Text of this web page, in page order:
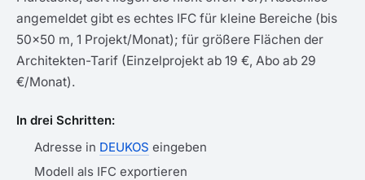
angemeldet gibt es echtes IFC für kleine Bereiche (bis
50×50 m, 1 Projekt/Monat); für größere Flächen der
Architekten-Tarif (Einzelprojekt ab 19 €, Abo ab 29
€/Monat).
In drei Schritten:
Adresse in DEUKOS eingeben
Modell als IFC exportieren